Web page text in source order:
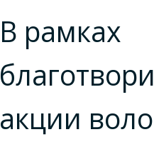
В рамках
акции